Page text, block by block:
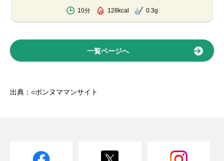
10分 128kcal 0.3g
一覧ページへ
出典：○ボンヌママンサイト